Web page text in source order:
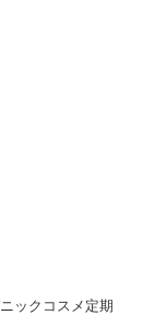
ックコスメ定期